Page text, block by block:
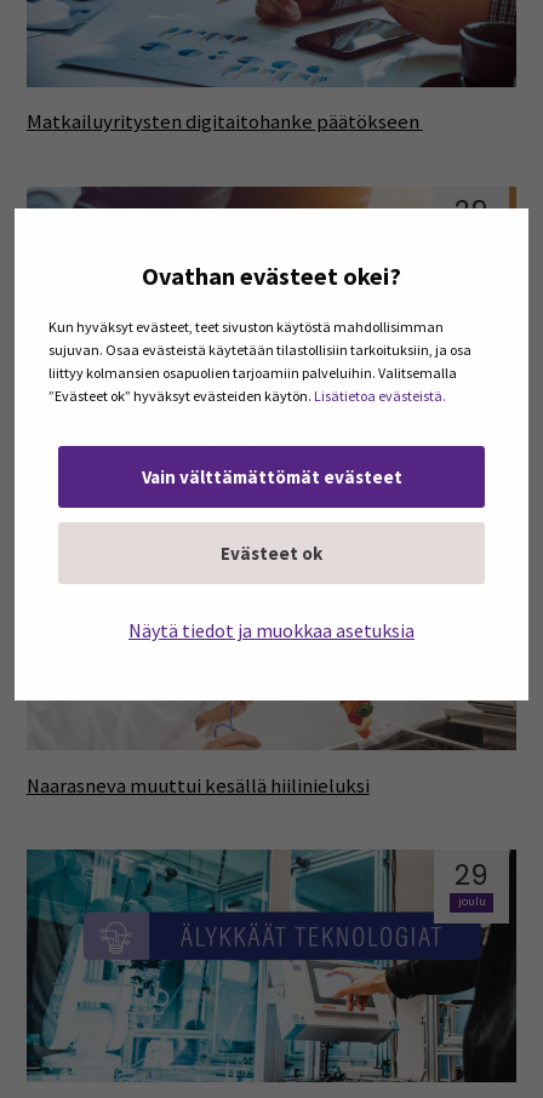
Ovathan evästeet okei?
Kun hyväksyt evästeet, teet sivuston käytöstä mahdollisimman
sujuvan. Osaa evästeistä käytetään tilastollisiin tarkoituksiin, ja osa
liittyy kolmansien osapuolien tarjoamiin palveluihin. Valitsemalla
”Evästeet ok” hyväksyt evästeiden käytön. Lisätietoa evästeistä.
Vain välttämättömät evästeet
Evästeet ok
Näytä tiedot ja muokkaa asetuksia
Matkailuyritysten digitaitohanke päätökseen
29
EcoAction vahvistaa SeAMKin osaamista innovaatioissa
Naarasneva muuttui kesällä hiilinieluksi
29
joulu